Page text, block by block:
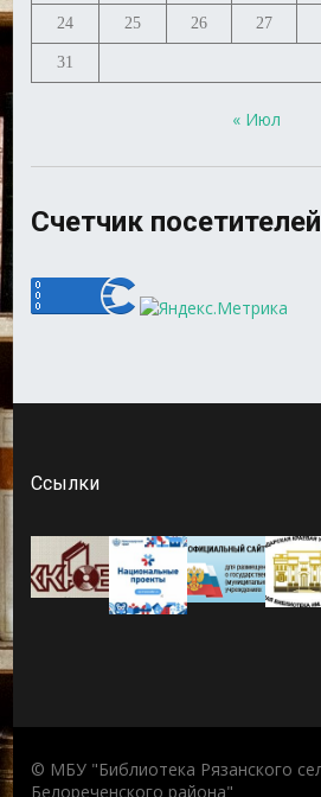
24 25 26 27
31
« Июл
Счетчик посетителей
Ссылки
© МБУ "Библиотека Рязанского
Белореченского района"